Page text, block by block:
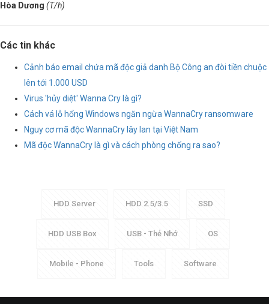
Hòa Dương (T/h)
Các tin khác
Cảnh báo email chứa mã độc giả danh Bộ Công an đòi tiền chuộc
lên tới 1.000 USD
Virus 'hủy diệt' Wanna Cry là gì?
Cách vá lỗ hổng Windows ngăn ngừa WannaCry ransomware
Nguy cơ mã độc WannaCry lây lan tại Việt Nam
Mã độc WannaCry là gì và cách phòng chống ra sao?
HDD Server HDD 2.5/3.5 SSD
HDD USB Box USB - Thẻ Nhớ OS
Mobile - Phone Tools Software